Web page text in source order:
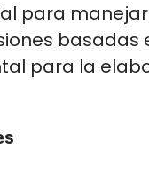
para
basadas
para la